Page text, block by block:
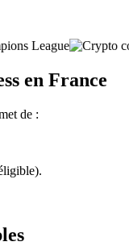
en France
de :